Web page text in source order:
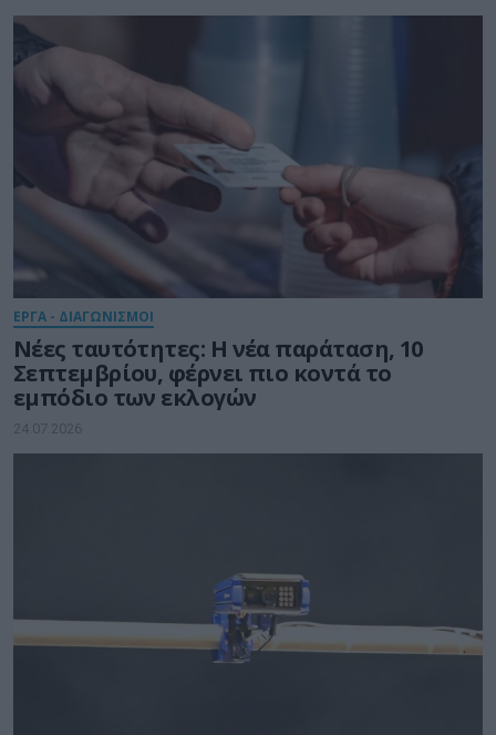
ΕΡΓΑ - ΔΙΑΓΩΝΙΣΜΟΙ
Νέες ταυτότητες: Η νέα παράταση, 10
Σεπτεμβρίου, φέρνει πιο κοντά το
εμπόδιο των εκλογών
24.07.2026